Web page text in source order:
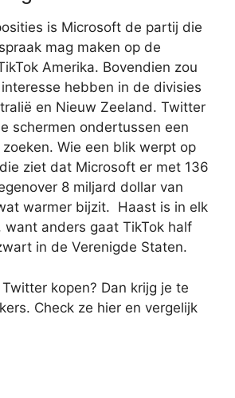
is Microsoft de partij die
mag maken op de
Amerika. Bovendien zou
hebben in de divisies
en Nieuw Zeeland. Twitter
schermen ondertussen een
Wie een blik werpt op
ziet dat Microsoft er met 136
8 miljard dollar van
warmer bijzit. Haast is in elk
want anders gaat TikTok half
in de Verenigde Staten.
kopen? Dan krijg je te
Check ze hier en vergelijk